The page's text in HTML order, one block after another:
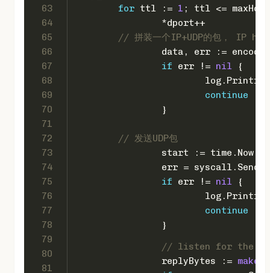
63
64
65
66
67
68
69
70
71
72
73
74
75
76
77
78
79
80
81
for ttl := 1 ; ttl <=
		*dport++
// 拼装一个IP+UDP的包， IP
data, err :=
if err != nil {
			log.Printf(
continue
		}
// 发送UDP包
		start := time.Now()
err =
if err != nil {
			log.Printf(
continue
		}
// listen for the
		replyBytes :=
make